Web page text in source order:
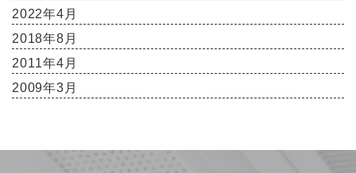
2022年4月
2018年8月
2011年4月
2009年3月